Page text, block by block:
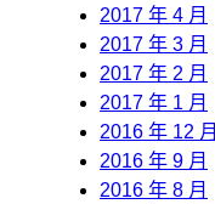
2017 年 4 月
2017 年 3 月
2017 年 2 月
2017 年 1 月
2016 年 12 月
2016 年 9 月
2016 年 8 月